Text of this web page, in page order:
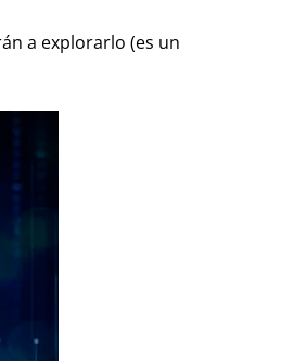
a explorarlo (es un